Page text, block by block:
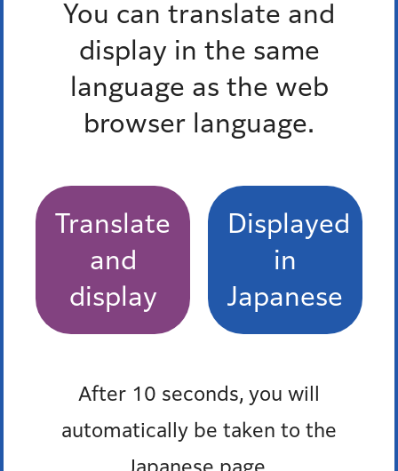
You can translate and
display in the same
language as the web
browser language.
Translate
and
display
Displayed
in
Japanese
After 10 seconds, you will
automatically be taken to the
Japanese page.
※添付資料も必要です。
※港区への提出が初めての方は、書類の書き方等の観点か
ら、環境課窓口への提出をお願いします。
よくある質問
屋上緑化・壁面緑化助成制度を利用したいのです
が。
すか。また情報はどのように知らされますか。
加熱式たばこの屋外での喫煙は規制対象となります